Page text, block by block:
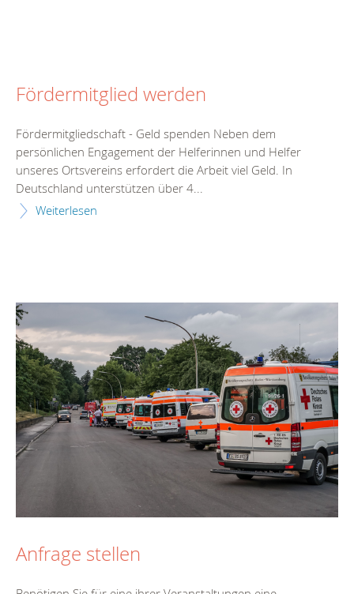
Fördermitglied werden
Fördermitgliedschaft - Geld spenden Neben dem
persönlichen Engagement der Helferinnen und Helfer
unseres Ortsvereins erfordert die Arbeit viel Geld. In
Deutschland unterstützen über 4...
Weiterlesen
Anfrage stellen